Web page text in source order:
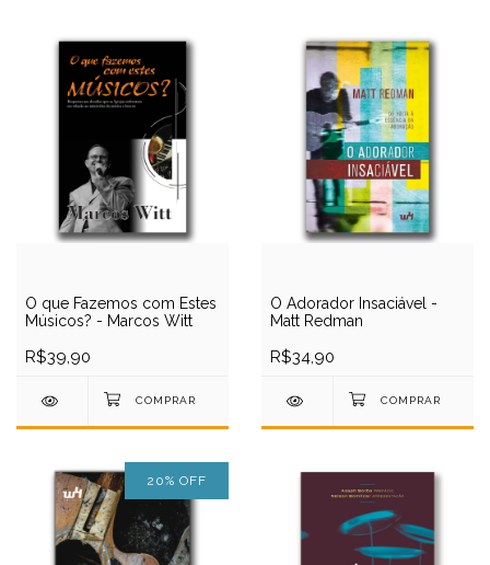
O que Fazemos com Estes
Músicos? - Marcos Witt
R$39,90
O Adorador Insaciável -
Matt Redman
R$34,90
20% OFF